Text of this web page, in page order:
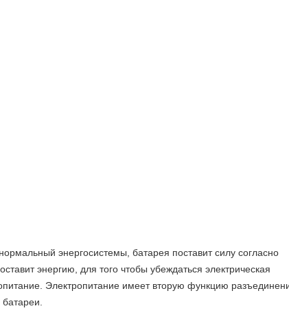
энергосистемы, батарея поставит силу согласно
энергию, для того чтобы убеждаться электрическая
Электропитание имеет вторую функцию